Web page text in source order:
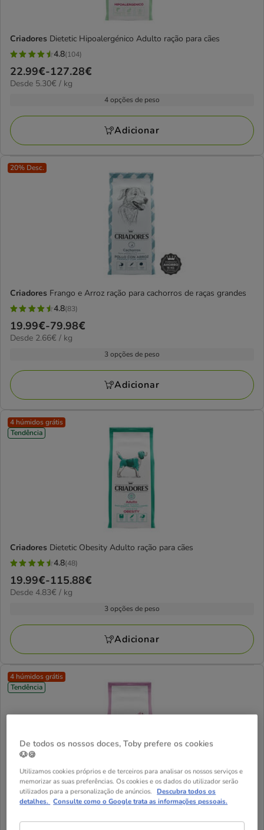
Criadores Dietetic Hipoalergénico Adulto ração para cães
4.8
estrelas
com
avaliações
4.8(104)
Preço
de
127.28€
22.99€-127.28€
5.30€
Desde 5.30€ / kg
4 opções de peso
Adicionar
20% Desc.
Criadores Frango e Arroz ração para cachorros de raças grandes
4.8
estrelas
com
avaliações
4.8(83)
Preço
de
79.98€
19.99€-79.98€
2.66€
Desde 2.66€ / kg
3 opções de peso
Adicionar
4 húmidos grátis
Tendência
Criadores Dietetic Obesity Adulto ração para cães
4.8
estrelas
com
avaliações
4.8(48)
Preço
de
115.88€
19.99€-115.88€
4.83€
Desde 4.83€ / kg
3 opções de peso
Adicionar
4 húmidos grátis
Tendência
CriadoresDietetic Adulto Dermatose ração para cães
4.8
De todos os nossos doces, Toby prefere os cookies
🐶🍪
Utilizamos cookies próprios e de terceiros para analisar os nossos serviços e
memorizar as suas preferências. Os cookies e os dados do utilizador serão
utilizados para a personalização de anúncios. Descubra todos os
detalhes. Consulte como o Google trata as informações pessoais.